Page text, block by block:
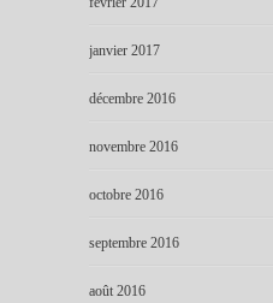
janvier 2017
décembre 2016
novembre 2016
octobre 2016
septembre 2016
août 2016